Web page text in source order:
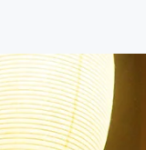
アート・写真
テクノロジー・ガジェット